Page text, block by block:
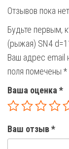
Отзывов пока нет.
Будьте первым,
(рыжая) SN4
Ваш адрес email
поля помечены *
Ваша оценка *
Ваш отзыв*